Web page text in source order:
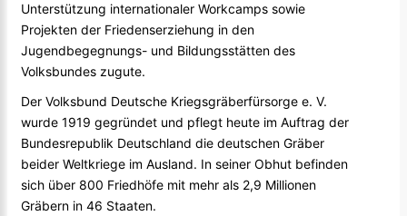
Unterstützung internationaler Workcamps sowie
Projekten der Friedenserziehung in den
Jugendbegegnungs- und Bildungsstätten des
Volksbundes zugute.
Der Volksbund Deutsche Kriegsgräberfürsorge e. V.
wurde 1919 gegründet und pflegt heute im Auftrag der
Bundesrepublik Deutschland die deutschen Gräber
beider Weltkriege im Ausland. In seiner Obhut befinden
sich über 800 Friedhöfe mit mehr als 2,9 Millionen
Gräbern in 46 Staaten.